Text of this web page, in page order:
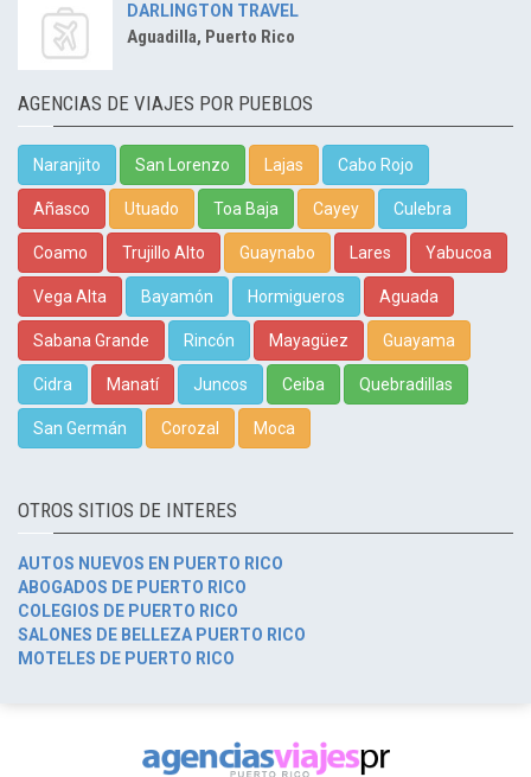
DARLINGTON TRAVEL
Aguadilla, Puerto Rico
AGENCIAS DE VIAJES POR PUEBLOS
Naranjito San Lorenzo Lajas Cabo Rojo
Añasco Utuado Toa Baja Cayey Culebra
Coamo Trujillo Alto Guaynabo Lares Yabucoa
Vega Alta Bayamón Hormigueros Aguada
Sabana Grande Rincón Mayagüez Guayama
Cidra Manatí Juncos Ceiba Quebradillas
San Germán Corozal Moca
OTROS SITIOS DE INTERES
AUTOS NUEVOS EN PUERTO RICO
ABOGADOS DE PUERTO RICO
COLEGIOS DE PUERTO RICO
SALONES DE BELLEZA PUERTO RICO
MOTELES DE PUERTO RICO